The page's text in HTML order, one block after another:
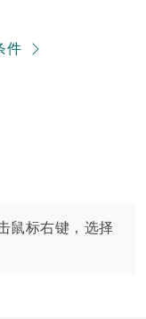
件
鼠标右键，选择